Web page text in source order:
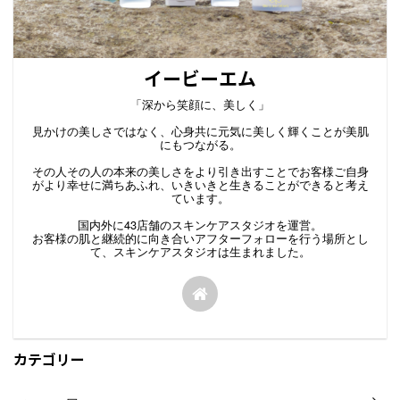
イービーエム
「深から笑顔に、美しく」
見かけの美しさではなく、心身共に元気に美しく輝くことが美肌
にもつながる。
その人その人の本来の美しさをより引き出すことでお客様ご自身
がより幸せに満ちあふれ、いきいきと生きることができると考え
ています。
国内外に43店舗のスキンケアスタジオを運営。
お客様の肌と継続的に向き合いアフターフォローを行う場所とし
て、スキンケアスタジオは生まれました。
カテゴリー